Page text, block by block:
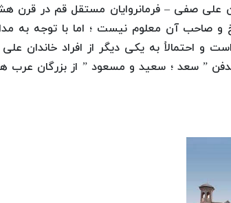
علی صفی – فرمانروایان مستقل قم در
و صاحب آن معلوم نیست ؛ اما با توجه به
و احتمالاُ به یکی دیگر از افراد خاندان
” سعد ؛ سعید و مسعود ” از بزرگان عرب